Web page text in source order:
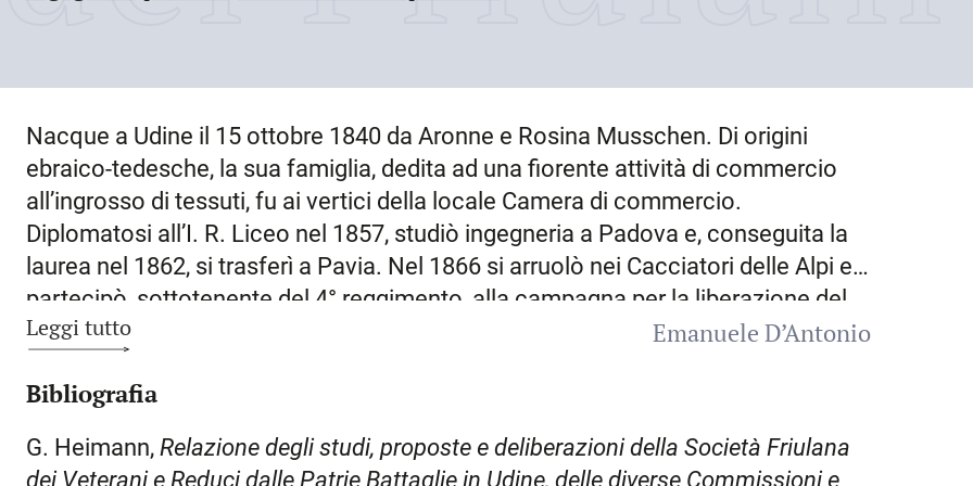
Nacque a Udine il 15 ottobre 1840 da Aronne e Rosina Musschen. Di origini
ebraico-tedesche, la sua famiglia, dedita ad una fiorente attività di commercio
all’ingrosso di tessuti, fu ai vertici della locale Camera di commercio.
Diplomatosi all’I. R. Liceo nel 1857, studiò ingegneria a Padova e, conseguita la
laurea nel 1862, si trasferì a Pavia. Nel 1866 si arruolò nei Cacciatori delle Alpi e
partecipò, sottotenente del 4° reggimento, alla campagna per la liberazione del
Trentino. La direzione della difesa di Incudine, in Valcamonica, gli valse un
della guerra fece ritorno a
dell’ufficio sorveglianza e manutenzione della stazione cittadina.
Leggi tutto
Emanuele D’Antonio
Bibliografia
G. Heimann, Relazione degli studi, proposte e deliberazioni della Società Friulana
dei Veterani e Reduci dalle Patrie Battaglie in Udine, delle diverse Commissioni e